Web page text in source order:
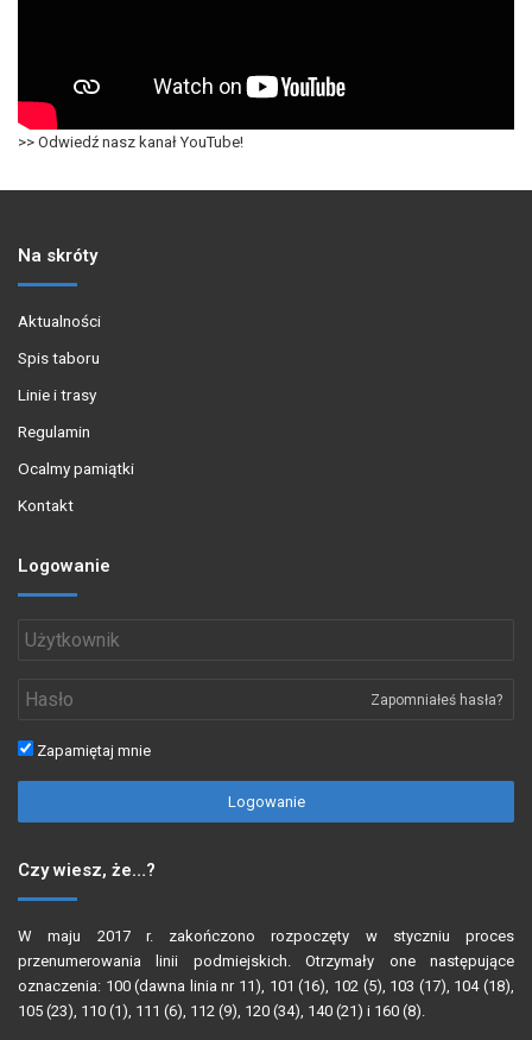
>> Odwiedź nasz kanał YouTube!
Na skróty
Aktualności
Spis taboru
Linie i trasy
Regulamin
Ocalmy pamiątki
Kontakt
Logowanie
Zapomniałeś hasła?
Zapamiętaj mnie
Logowanie
Czy wiesz, że…?
W maju 2017 r. zakończono rozpoczęty w styczniu proces
przenumerowania linii podmiejskich. Otrzymały one następujące
oznaczenia: 100 (dawna linia nr 11), 101 (16), 102 (5), 103 (17), 104 (18),
105 (23), 110 (1), 111 (6), 112 (9), 120 (34), 140 (21) i 160 (8).